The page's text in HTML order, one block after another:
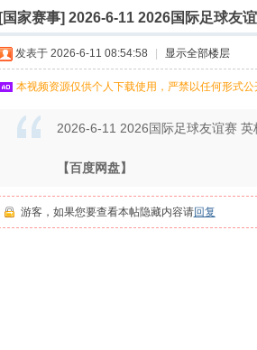
[国家赛事] 2026-6-11 2026国际足球友
发表于 2026-6-11 08:54:58 显示全部楼层
本视频资源仅供个人下载使用，严禁以任何形式公
2026-6-11 2026国际足球友谊赛
【百度网盘】
游客，如果您要查看本帖隐藏内容请回复